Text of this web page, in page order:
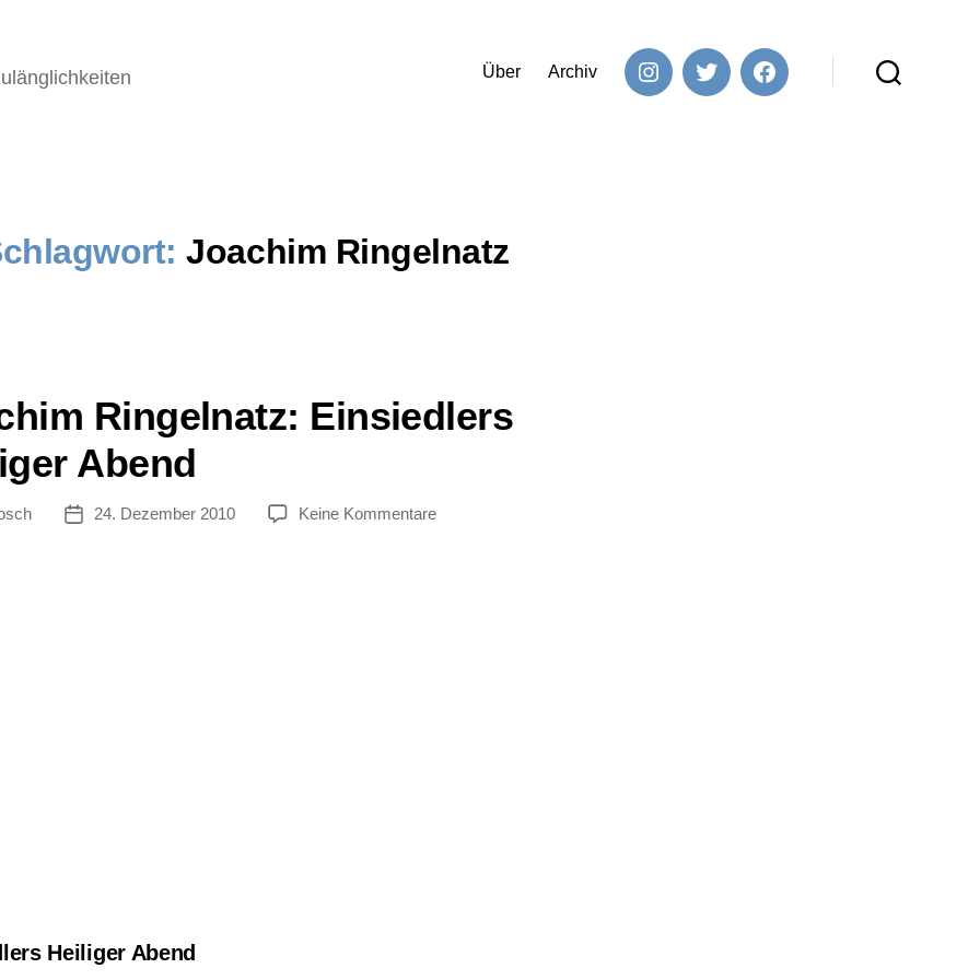
Über Archiv InstagramTwitter Facebook
Joachim Ringelnatz
Ringelnatz: Einsiedlers
Abend
Veröffentlichungsdatum
24. Dezember 2010 Keine Kommentarezu
Heiliger Abend